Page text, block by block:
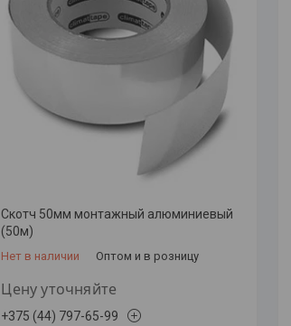
Скотч 50мм монтажный алюминиевый
(50м)
Нет в наличии Оптом и в розницу
Цену уточняйте
+375 (44) 797-65-99